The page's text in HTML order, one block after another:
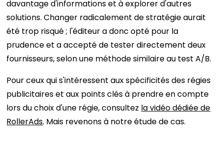
davantage d'informations et à explorer d'autres
solutions. Changer radicalement de stratégie aurait
été trop risqué ; l'éditeur a donc opté pour la
prudence et a accepté de tester directement deux
fournisseurs, selon une méthode similaire au test A/B.
Pour ceux qui s'intéressent aux spécificités des régies
publicitaires et aux points clés à prendre en compte
lors du choix d'une régie, consultez la vidéo dédiée de
RollerAds. Mais revenons à notre étude de cas.